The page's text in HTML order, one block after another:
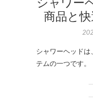
商品と
シャワーヘッド
テムの一つです。